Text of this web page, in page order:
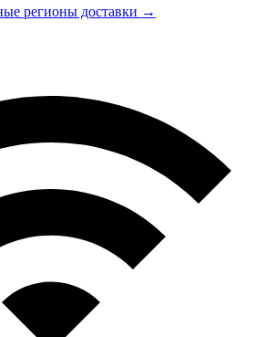
регионы доставки →